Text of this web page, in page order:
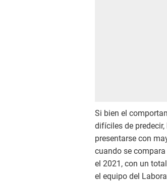
Si bien el
difíciles de
presentarse con
cuando se
el 2021, con un
el equipo del